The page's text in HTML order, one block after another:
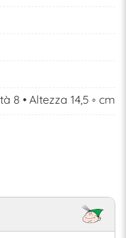
8 • Altezza 14,5 ◦ cm